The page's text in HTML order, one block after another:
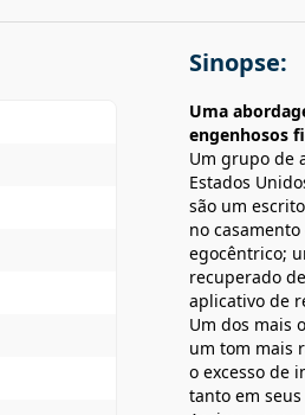
Sinopse:
Uma
engenhosos
Um grupo de
Estados
são um
no
egocêntrico;
recuperado
aplicativo de
Um dos mais
um tom mais
o excesso de
tanto em